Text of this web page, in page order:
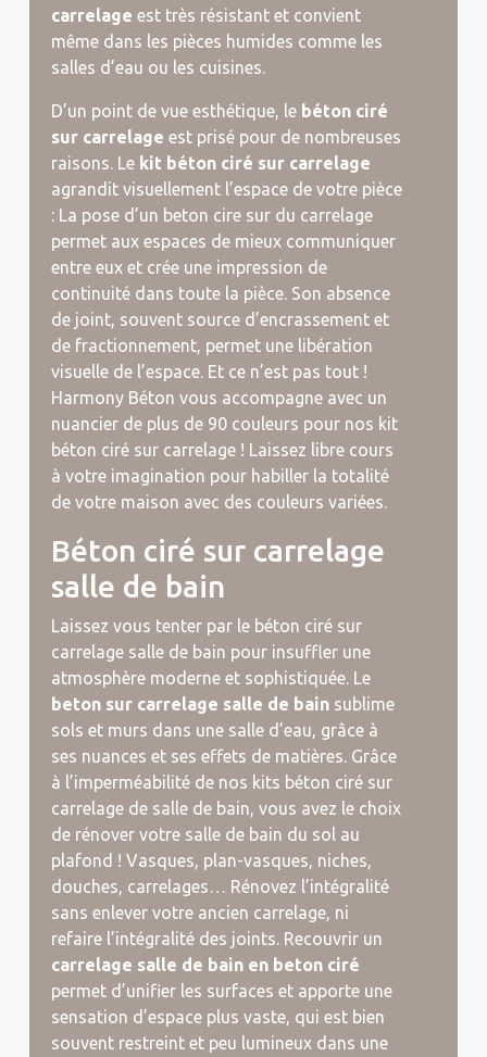
carrelage est très résistant et convient
même dans les pièces humides comme les
salles d’eau ou les cuisines.
D’un point de vue esthétique, le béton ciré
sur carrelage est prisé pour de nombreuses
raisons. Lekit béton ciré sur carrelage
agrandit visuellement l’espace de votre pièce
: La pose d’un beton cire sur du carrelage
permet aux espaces de mieux communiquer
entre eux et crée une impression de
continuité dans toute la pièce. Son absence
de joint, souvent source d’encrassement et
de fractionnement, permet une libération
visuelle de l’espace. Et ce n’est pas tout !
Harmony Béton vous accompagne avec un
nuancier de plus de 90 couleurs pour nos kit
béton ciré sur carrelage ! Laissez libre cours
à votre imagination pour habiller la totalité
de votre maison avec des couleurs variées.
Béton ciré sur carrelage
salle de bain
Laissez vous tenter par le béton ciré sur
carrelage salle de bain pour insuffler une
atmosphère moderne et sophistiquée. Le
beton sur carrelage salle de bainsublime
sols et murs dans une salle d’eau, grâce à
ses nuances et ses effets de matières. Grâce
à l’imperméabilité de nos kits béton ciré sur
carrelage de salle de bain, vous avez le choix
de rénover votre salle de bain du sol au
plafond ! Vasques, plan-vasques, niches,
douches, carrelages… Rénovez l’intégralité
sans enlever votre ancien carrelage, ni
refaire l’intégralité des joints. Recouvrir un
carrelage salle de bain en beton ciré
permet d’unifier les surfaces et apporte une
sensation d’espace plus vaste, qui est bien
souvent restreint et peu lumineux dans une